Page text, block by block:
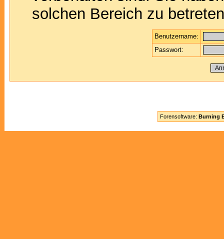
solchen Bereich zu
Benutzername:
Passwort:
Forensoftware: Burning